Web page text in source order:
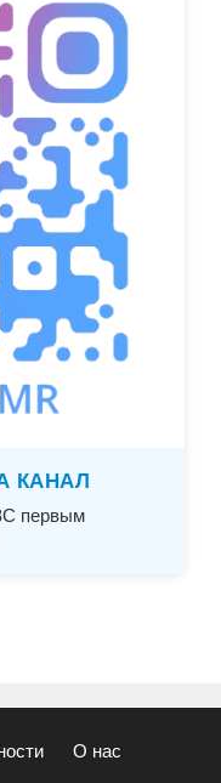
КАНАЛ
первым
О нас